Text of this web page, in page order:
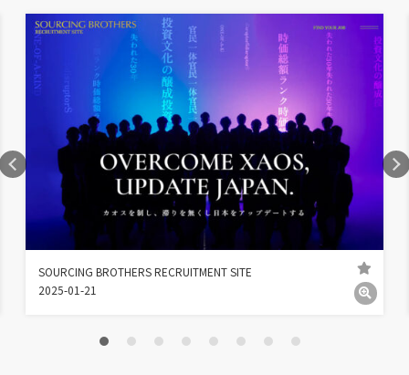
SOURCING BROTHERS RECRUITMENT SITE
2025-01-21